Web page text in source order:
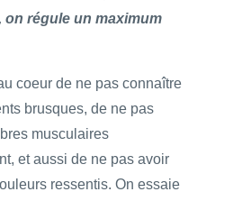
on régule un maximum
coeur de ne pas connaître
brusques, de ne pas
musculaires
et aussi de ne pas avoir
ressentis. On essaie